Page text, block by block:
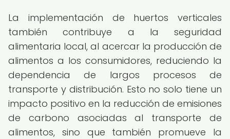
La implementación de huertos verticales
también contribuye a la seguridad
alimentaria local, al acercar la producción de
alimentos a los consumidores, reduciendo la
dependencia de largos procesos de
transporte y distribución. Esto no solo tiene un
impacto positivo en la reducción de emisiones
de carbono asociadas al transporte de
alimentos, sino que también promueve la